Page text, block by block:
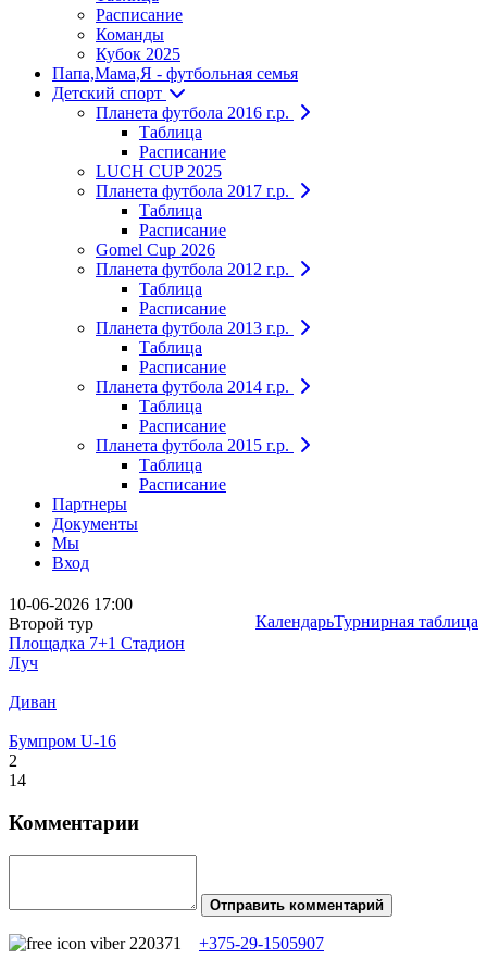
Расписание
Команды
Кубок 2025
Папа,Мама,Я - футбольная семья
Детский спорт
Планета футбола 2016 г.р.
Таблица
Расписание
LUCH CUP 2025
Планета футбола 2017 г.р.
Таблица
Расписание
Gomel Cup 2026
Планета футбола 2012 г.р.
Таблица
Расписание
Планета футбола 2013 г.р.
Таблица
Расписание
Планета футбола 2014 г.р.
Таблица
Расписание
Планета футбола 2015 г.р.
Таблица
Расписание
Партнеры
Документы
Мы
Вход
КалендарьТурнирная таблица
10-06-2026 17:00
Второй тур
Площадка 7+1 Стадион
Луч
Диван
Бумпром U-16
2
14
Комментарии
Отправить комментарий
+375-29-1505907